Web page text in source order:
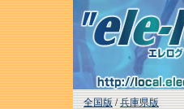
全国版/兵庫県版